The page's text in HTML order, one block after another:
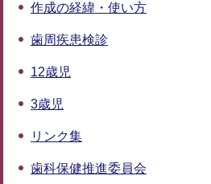
作成の経緯・使い方
歯周疾患検診
12歳児
3歳児
リンク集
歯科保健推進委員会